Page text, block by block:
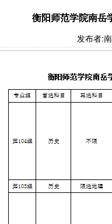
衡阳师范学院南岳
发布者: